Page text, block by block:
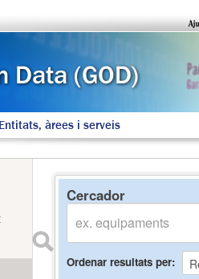
Entitats, àrees i serveis
Cercador
Ordenar resultats per